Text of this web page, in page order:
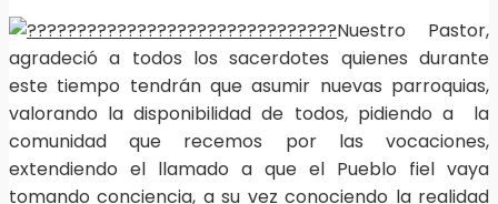
Nuestro Pastor,
agradeció a todos los sacerdotes quienes durante
este tiempo tendrán que asumir nuevas parroquias,
valorando la disponibilidad de todos, pidiendo a la
comunidad que recemos por las vocaciones,
extendiendo el llamado a que el Pueblo fiel vaya
tomando conciencia, a su vez conociendo la realidad